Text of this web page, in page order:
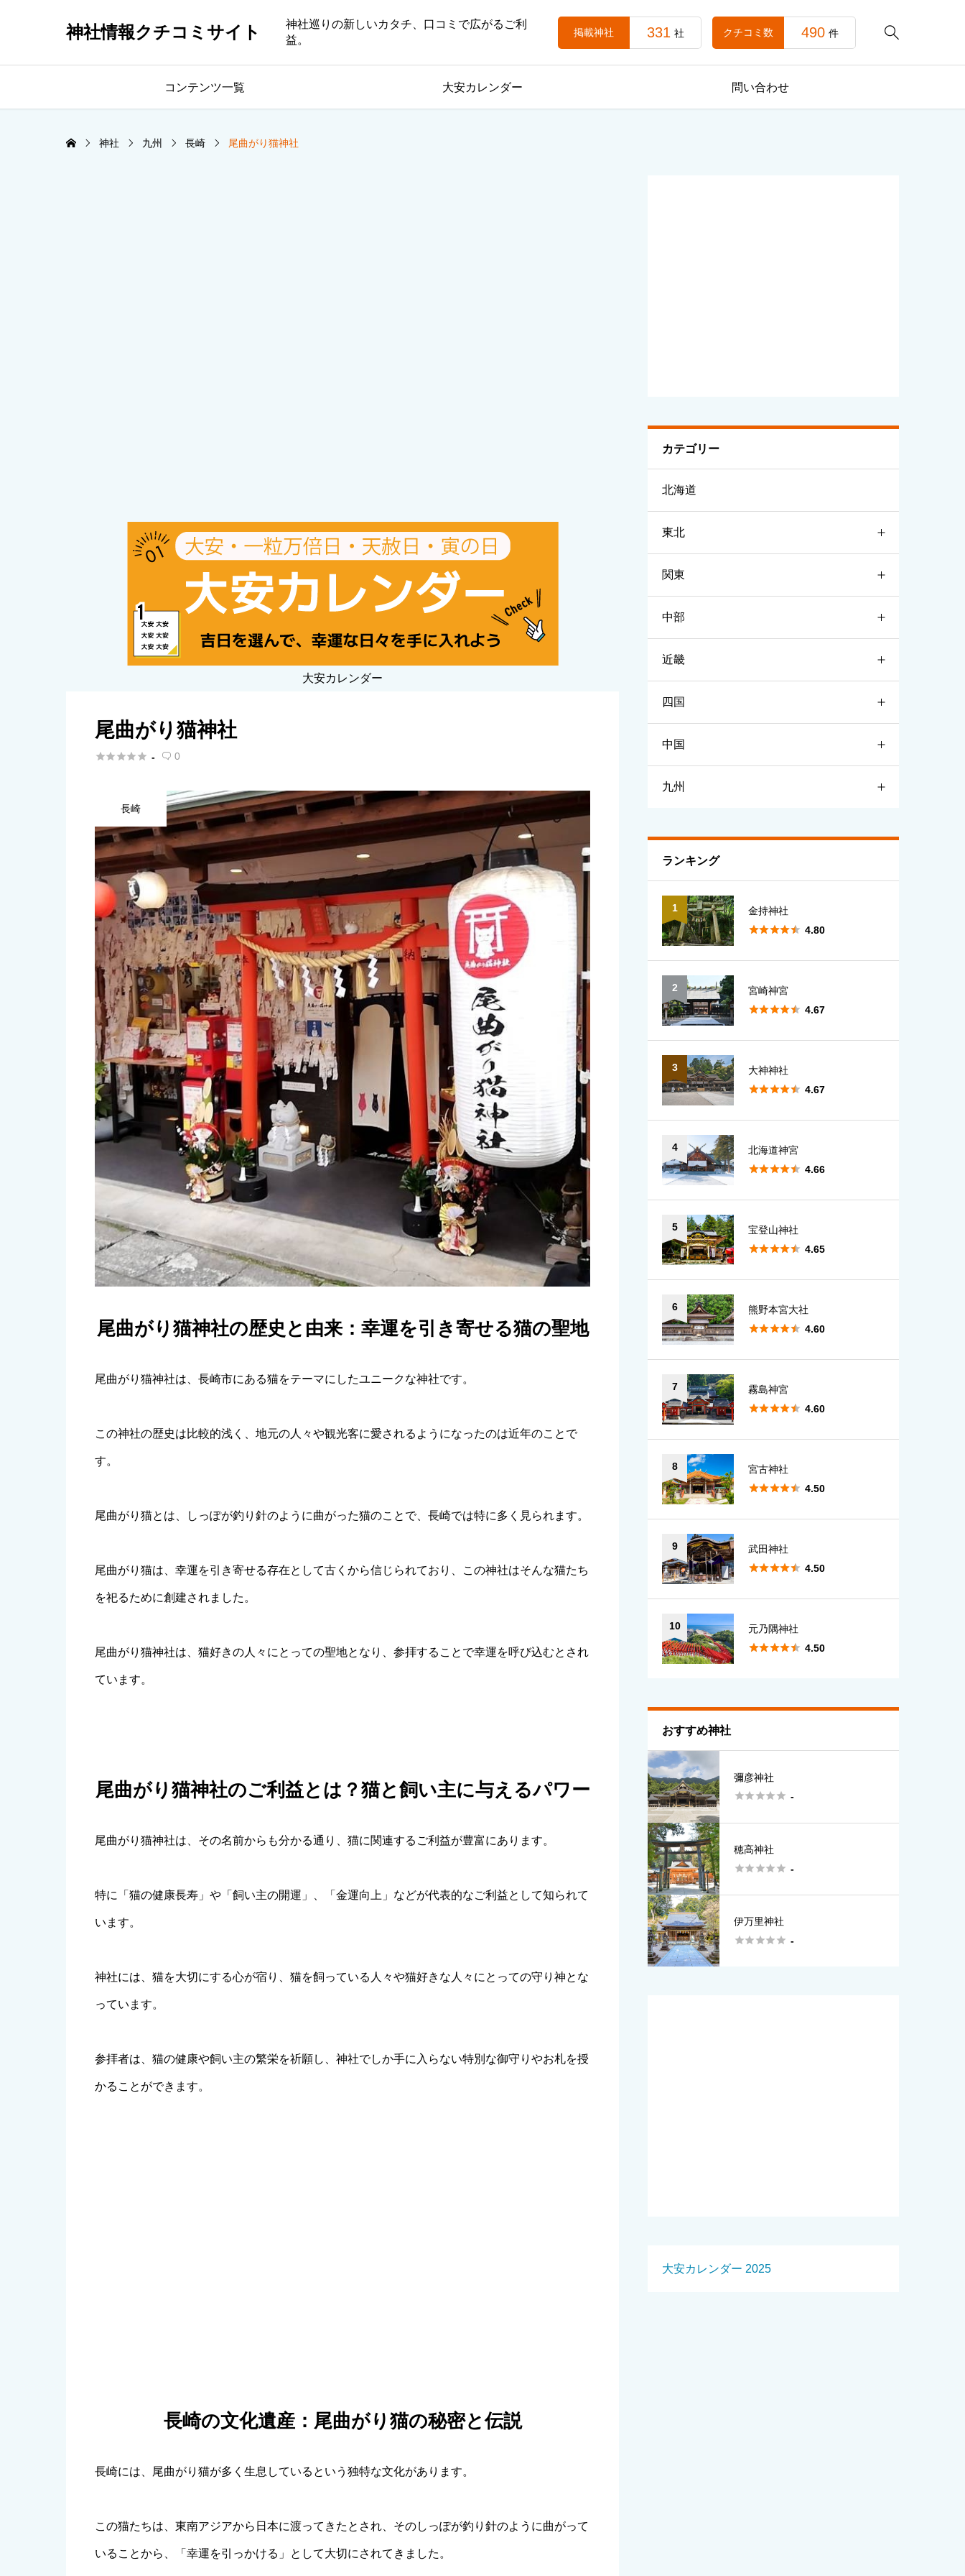
神社情報クチコミサイト
神社巡りの新しいカタチ、口コミで広がるご利
益。

掲載神社 331 社 クチコミ数 490 件
コンテンツ一覧 大安カレンダー 問い合わせ
神社 九州 長崎 尾曲がり猫神社
大安カレンダー
尾曲がり猫神社
 -  0
長崎
尾曲がり猫神社の歴史と由来：幸運を引き寄せる猫の聖地
尾曲がり猫神社は、長崎市にある猫をテーマにしたユニークな神社です。
この神社の歴史は比較的浅く、地元の人々や観光客に愛されるようになったのは近年のことで
す。
尾曲がり猫とは、しっぽが釣り針のように曲がった猫のことで、長崎では特に多く見られます。
尾曲がり猫は、幸運を引き寄せる存在として古くから信じられており、この神社はそんな猫たち
を祀るために創建されました。
尾曲がり猫神社は、猫好きの人々にとっての聖地となり、参拝することで幸運を呼び込むとされ
ています。
尾曲がり猫神社のご利益とは？猫と飼い主に与えるパワー
尾曲がり猫神社は、その名前からも分かる通り、猫に関連するご利益が豊富にあります。
特に「猫の健康長寿」や「飼い主の開運」、「金運向上」などが代表的なご利益として知られて
います。
神社には、猫を大切にする心が宿り、猫を飼っている人々や猫好きな人々にとっての守り神とな
っています。
参拝者は、猫の健康や飼い主の繁栄を祈願し、神社でしか手に入らない特別な御守りやお札を授
かることができます。
長崎の文化遺産：尾曲がり猫の秘密と伝説
長崎には、尾曲がり猫が多く生息しているという独特な文化があります。
この猫たちは、東南アジアから日本に渡ってきたとされ、そのしっぽが釣り針のように曲がって
いることから、「幸運を引っかける」として大切にされてきました。
カテゴリー
北海道
東北
青森
岩手
宮城
山形
福島
関東
茨城
栃木
群馬
埼玉
千葉
中部
新潟
富山
石川
福井
岐阜
愛知
近畿
滋賀
京都
大阪
和歌山
四国
徳島
香川
中国
鳥取
広島
九州
長崎
大分
宮崎
鹿児島
ランキング
1
金持神社
 4.80
2
宮崎神宮
 4.67
3
大神神社
 4.67
4
北海道神宮
 4.66
5
宝登山神社
 4.65
6
熊野本宮大社
 4.60
7
霧島神宮
 4.60
8
宮古神社
 4.50
9
武田神社
 4.50
10
元乃隅神社
 4.50
おすすめ神社
彌彦神社
 -
穂高神社
 -
伊万里神社
 -
大安カレンダー 2025